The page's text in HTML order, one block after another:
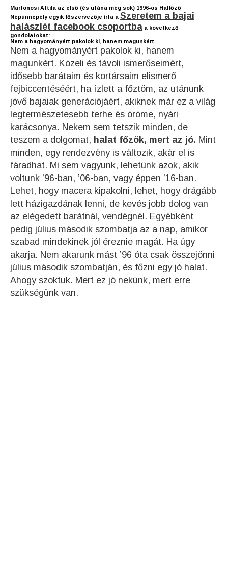
Martonosi Attila az első (és utána még sok) 1996-os Halfőző
Népünnepély egyik főszervezője írta a Szeretem a bajai
halászlét facebook csoportba a következő
gondolatokat:
Nem a hagyományért pakolok ki, hanem magunkért.
Nem a hagyományért pakolok ki, hanem
magunkért. Közeli és távoli ismerőseimért,
idősebb barátaim és kortársaim elismerő
fejbiccentéséért, ha ízlett a főztöm, az utánunk
jövő bajaiak generációjáért, akiknek már ez a világ
legtermészetesebb terhe és öröme, nyári
karácsonya. Nekem sem tetszik minden, de
teszem a dolgomat, halat főzök, mert az jó. Mint
minden, egy rendezvény is változik, akár el is
fáradhat. Mi sem vagyunk, lehetünk azok, akik
voltunk ’96-ban, ’06-ban, vagy éppen ’16-ban.
Lehet, hogy macera kipakolni, lehet, hogy drágább
lett házigazdának lenni, de kevés jobb dolog van
az elégedett barátnál, vendégnél. Egyébként
pedig július második szombatja az a nap, amikor
szabad mindekinek jól éreznie magát. Ha úgy
akarja. Nem akarunk mást ’96 óta csak összejönni
július második szombatján, és főzni egy jó halat.
Ahogy szoktuk. Mert ez jó nekünk, mert erre
szükségünk van.